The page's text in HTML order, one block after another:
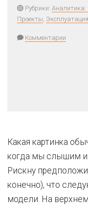
Рубрики: Аналитика:
Проекты,
Комментарии
Какая картинка
когда мы слышим
Рискну
конечно), что
модели. На